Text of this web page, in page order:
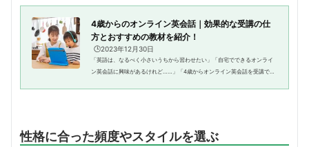
4歳からのオンライン英会話｜効果的な受講の仕
方とおすすめの教材を紹介！
🕒️2023年12月30日
「英語は、なるべく小さいうちから習わせたい」「自宅でできるオンライ
ン英会話に興味があるけれど……」「4歳からオンライン英会話を受講でき
性格に合った頻度やスタイルを選ぶ